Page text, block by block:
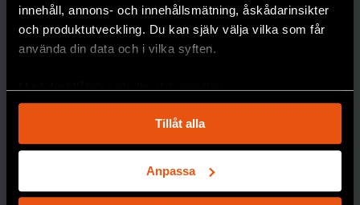
innehåll, annons- och innehållsmätning, åskådarinsikter
och produktutveckling. Du kan själv välja vilka som får
använda din data och i vilka syften.
Med din tillåtelse skulle vi även vilja:
som kan ha en noggrannhet på upp till flera meter
Identifiera din enhet genom att aktivt skanna den
för specifika kännetecken (fingeravtryck)
Ta reda på mer om hur dina personliga uppgifter
Tillåt alla
Anpassa
60 år
Den omtalade
Colemanrapporten
fortfarande avtryck i
debatten.
opinionen
Opinionsmätningarn
as ankomst till